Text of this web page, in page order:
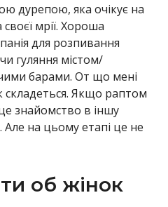
дурепою, яка очікує на
мрії. Хороша
для розпивання
гуляння містом/
барами. От що мені
складеться. Якщо раптом
знайомство в іншу
Але на цьому етапі це не
об жінок